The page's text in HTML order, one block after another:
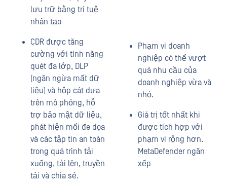
lưu trữ bằng trí tuệ
nhân tạo
CDR được tăng
cường với tính năng
quét đa lớp, DLP
(ngăn ngừa mất dữ
liệu) và hộp cát dựa
trên mô phỏng, hỗ
trợ bảo mật dữ liệu,
phát hiện mối đe dọa
và các tập tin an toàn
trong quá trình tải
xuống, tải lên, truyền
tải và chia sẻ.
Phạm vi doanh
nghiệp có thể vượt
quá nhu cầu của
doanh nghiệp vừa và
nhỏ.
Giá trị tốt nhất khi
được tích hợp với
phạm vi rộng hơn.
MetaDefender ngăn
xếp